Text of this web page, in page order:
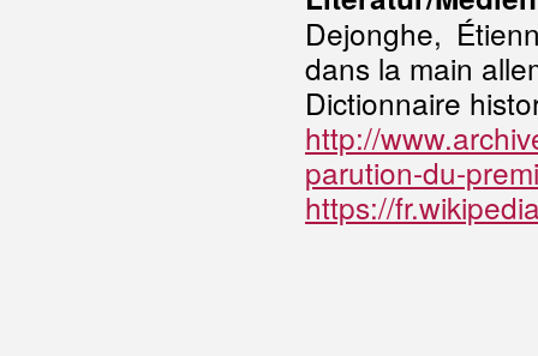
Dejonghe,
dans la main
Dictionnaire
http://
parution-du-
https://